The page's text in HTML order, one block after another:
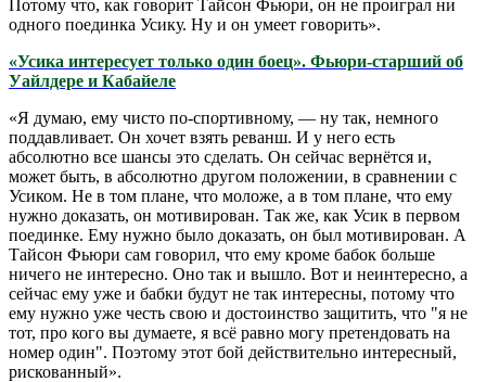
Потому что, как говорит Тайсон Фьюри, он не проиграл ни
одного поединка Усику. Ну и он умеет говорить».
«Усика интересует только один боец». Фьюри-старший об
Уайлдере и Кабайеле
«Я думаю, ему чисто по-спортивному, — ну так, немного
поддавливает. Он хочет взять реванш. И у него есть
абсолютно все шансы это сделать. Он сейчас вернётся и,
может быть, в абсолютно другом положении, в сравнении с
Усиком. Не в том плане, что моложе, а в том плане, что ему
нужно доказать, он мотивирован. Так же, как Усик в первом
поединке. Ему нужно было доказать, он был мотивирован. А
Тайсон Фьюри сам говорил, что ему кроме бабок больше
ничего не интересно. Оно так и вышло. Вот и неинтересно, а
сейчас ему уже и бабки будут не так интересны, потому что
ему нужно уже честь свою и достоинство защитить, что "я не
тот, про кого вы думаете, я всё равно могу претендовать на
номер один". Поэтому этот бой действительно интересный,
рискованный».